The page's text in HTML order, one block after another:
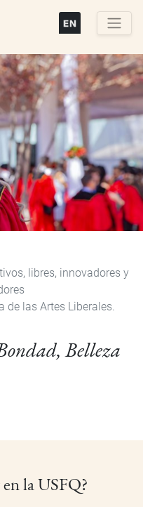
Next
libres, innovadores y
las Artes Liberales.
Belleza
la USFQ?